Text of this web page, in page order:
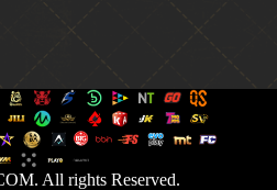
All rights Reserved.